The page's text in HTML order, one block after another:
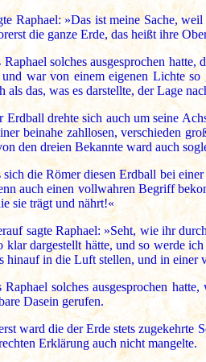
Raphael: »Das ist meine Sache,
die ganze Erde, das heißt ihre
Raphael solches ausgesprochen
war von einem eigenen Lichte so
als das, was es darstellte, der Lage
Erdball drehte sich auch um seine
beinahe zahllosen, verschieden
den dreien Bekannte ward auch
sich die Römer diesen Erdball bei
auch einen vollwahren Begriff
sie trägt und nährt!«
sagte Raphael: »Seht, wie ihr
klar dargestellt hätte, und so werde
hinauf in die Luft stellen, und in einer
Raphael solches ausgesprochen
Dasein gerufen.
ward die der Erde stets zugekehrte
Erklärung auch nicht mangelte.